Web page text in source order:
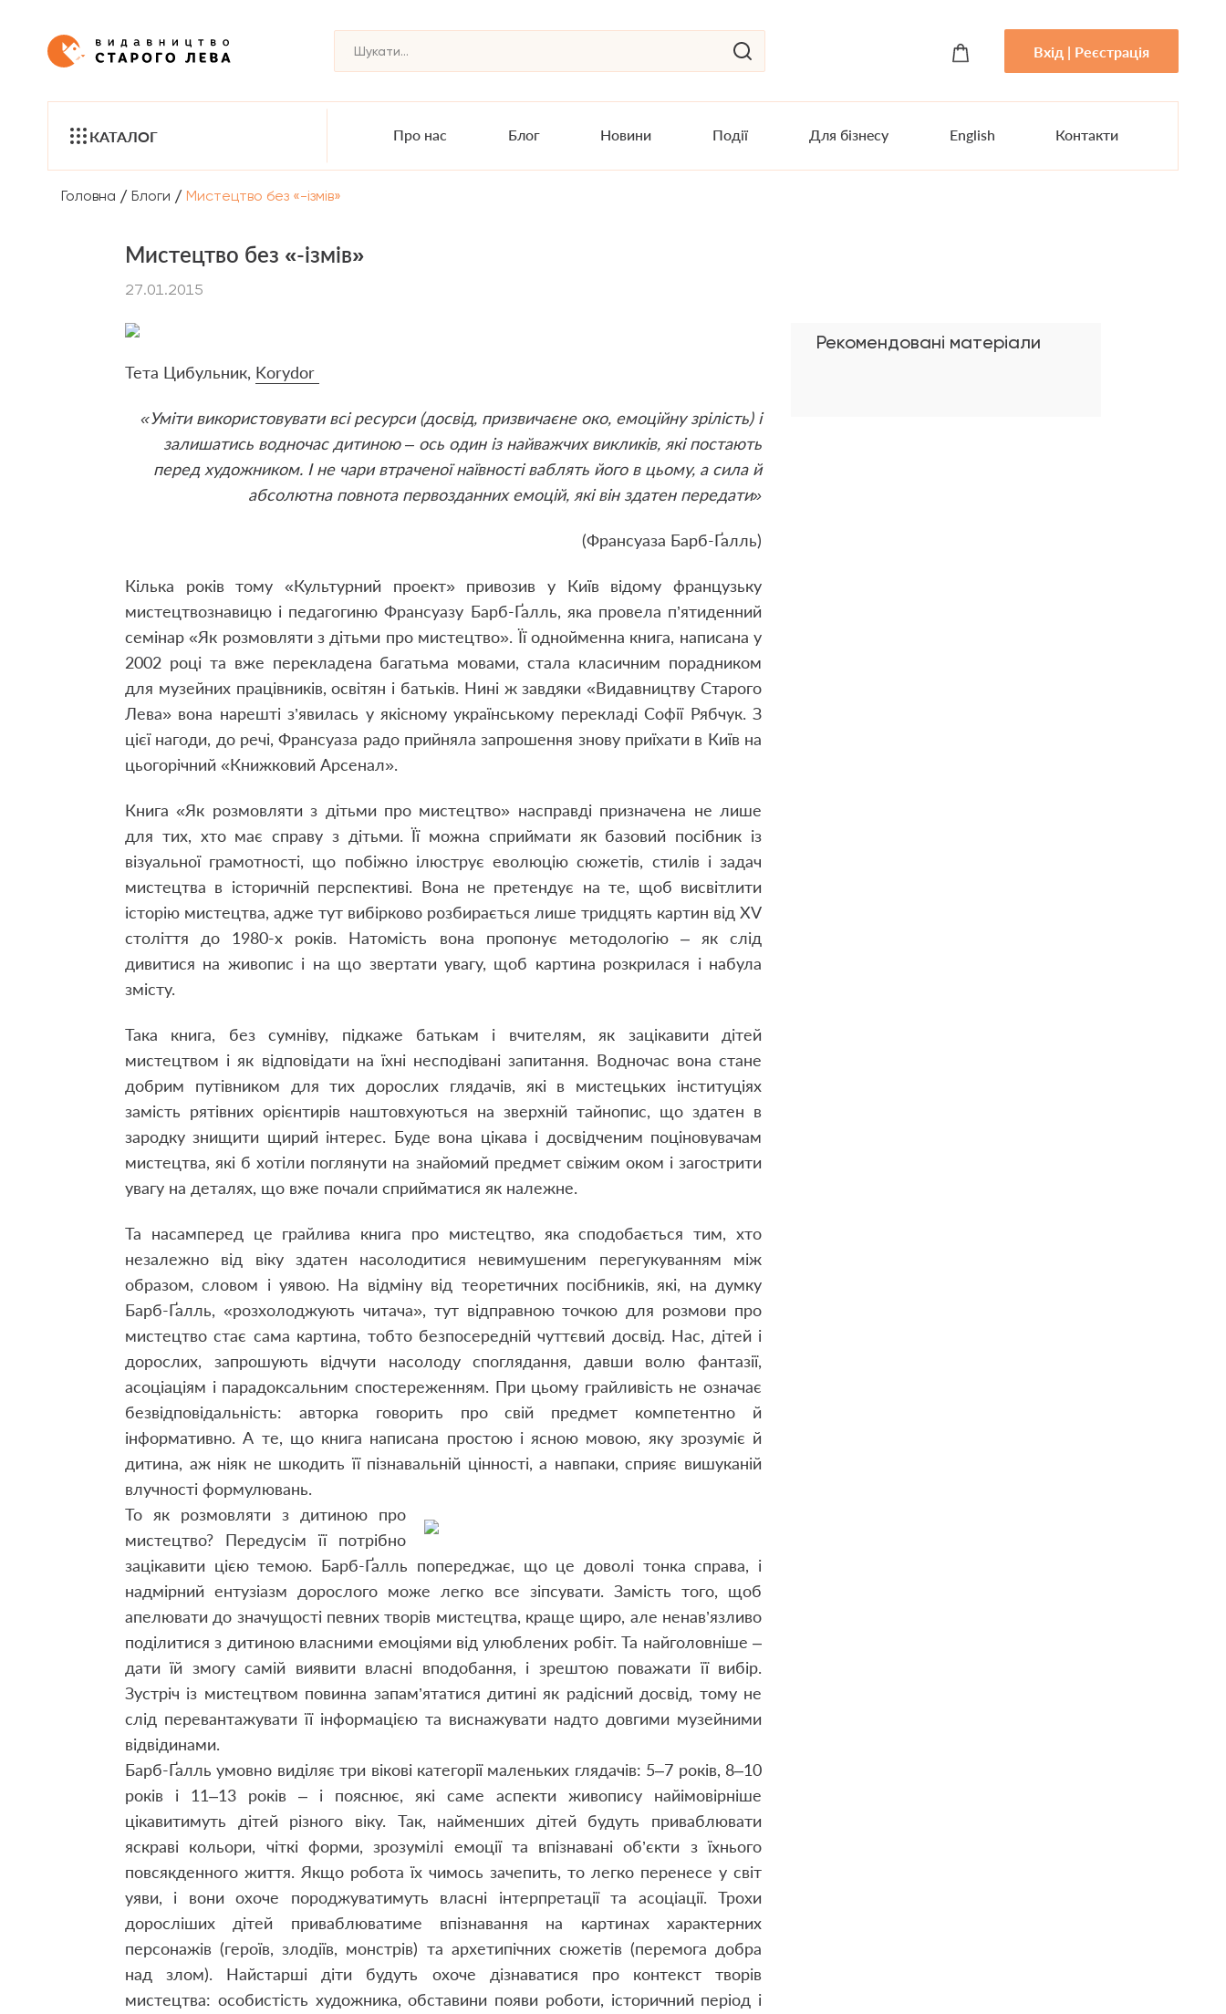
Вхід | Реєстрація
КАТАЛОГ Про нас Блог Новини Події Для бізнесу English Контакти
Головна / Блоги / Мистецтво без «-ізмів»
Мистецтво без «-ізмів»
27.01.2015
Тета Цибульник, Korydor
«Уміти використовувати всі ресурси (досвід, призвичаєне око, емоційну зрілість) і
залишатись водночас дитиною – ось один із найважчих викликів, які постають
перед художником. І не чари втраченої наївності ваблять його в цьому, а сила й
абсолютна повнота первозданних емоцій, які він здатен передати»
(Франсуаза Барб-Ґалль)
Кілька років тому «Культурний проект» привозив у Київ відому французьку
мистецтвознавицю і педагогиню Франсуазу Барб-Ґалль, яка провела п’ятиденний
семінар «Як розмовляти з дітьми про мистецтво». Її однойменна книга, написана у
2002 році та вже перекладена багатьма мовами, стала класичним порадником
для музейних працівників, освітян і батьків. Нині ж завдяки «Видавництву Старого
Лева» вона нарешті з’явилась у якісному українському перекладі Софії Рябчук. З
цієї нагоди, до речі, Франсуаза радо прийняла запрошення знову приїхати в Київ на
цьогорічний «Книжковий Арсенал».
Книга «Як розмовляти з дітьми про мистецтво» насправді призначена не лише
для тих, хто має справу з дітьми. Її можна сприймати як базовий посібник із
візуальної грамотності, що побіжно ілюструє еволюцію сюжетів, стилів і задач
мистецтва в історичній перспективі. Вона не претендує на те, щоб висвітлити
історію мистецтва, адже тут вибірково розбирається лише тридцять картин від XV
століття до 1980-х років. Натомість вона пропонує методологію – як слід
дивитися на живопис і на що звертати увагу, щоб картина розкрилася і набула
змісту.
Така книга, без сумніву, підкаже батькам і вчителям, як зацікавити дітей
мистецтвом і як відповідати на їхні несподівані запитання. Водночас вона стане
добрим путівником для тих дорослих глядачів, які в мистецьких інституціях
замість рятівних орієнтирів наштовхуються на зверхній тайнопис, що здатен в
зародку знищити щирий інтерес. Буде вона цікава і досвідченим поціновувачам
мистецтва, які б хотіли поглянути на знайомий предмет свіжим оком і загострити
увагу на деталях, що вже почали сприйматися як належне.
Та насамперед це грайлива книга про мистецтво, яка сподобається тим, хто
незалежно від віку здатен насолодитися невимушеним перегукуванням між
образом, словом і уявою. На відміну від теоретичних посібників, які, на думку
Барб-Ґалль, «розхолоджують читача», тут відправною точкою для розмови про
мистецтво стає сама картина, тобто безпосередній чуттєвий досвід. Нас, дітей і
дорослих, запрошують відчути насолоду споглядання, давши волю фантазії,
асоціаціям і парадоксальним спостереженням. При цьому грайливість не означає
безвідповідальність: авторка говорить про свій предмет компетентно й
інформативно. А те, що книга написана простою і ясною мовою, яку зрозуміє й
дитина, аж ніяк не шкодить її пізнавальній цінності, а навпаки, сприяє вишуканій
влучності формулювань.
То як розмовляти з дитиною про
мистецтво? Передусім її потрібно
зацікавити цією темою. Барб-Ґалль попереджає, що це доволі тонка справа, і
надмірний ентузіазм дорослого може легко все зіпсувати. Замість того, щоб
апелювати до значущості певних творів мистецтва, краще щиро, але ненав’язливо
поділитися з дитиною власними емоціями від улюблених робіт. Та найголовніше –
дати їй змогу самій виявити власні вподобання, і зрештою поважати її вибір.
Зустріч із мистецтвом повинна запам’ятатися дитині як радісний досвід, тому не
слід перевантажувати її інформацією та виснажувати надто довгими музейними
відвідинами.
Барб-Ґалль умовно виділяє три вікові категорії маленьких глядачів: 5–7 років, 8–10
років і 11–13 років – і пояснює, які саме аспекти живопису найімовірніше
цікавитимуть дітей різного віку. Так, найменших дітей будуть приваблювати
яскраві кольори, чіткі форми, зрозумілі емоції та впізнавані об’єкти з їхнього
повсякденного життя. Якщо робота їх чимось зачепить, то легко перенесе у світ
уяви, і вони охоче породжуватимуть власні інтерпретації та асоціації. Трохи
доросліших дітей приваблюватиме впізнавання на картинах характерних
персонажів (героїв, злодіїв, монстрів) та архетипічних сюжетів (перемога добра
над злом). Найстарші діти будуть охоче дізнаватися про контекст творів
мистецтва: особистість художника, обставини появи роботи, історичний період і
Рекомендовані матеріали